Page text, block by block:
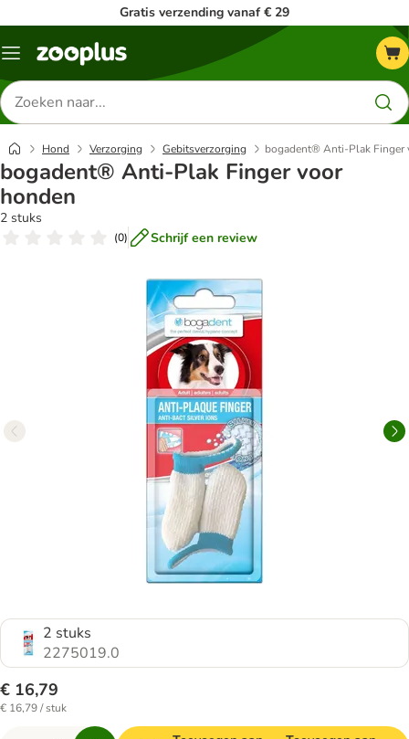
Gratis verzending vanaf € 29
Menu
Zoeken
naar
producten
Hond Verzorging Gebitsverzorging bogadent® Anti-Plak Finger
bogadent® Anti-Plak Finger voor
honden
2 stuks
(0) Schrijf een review
2 stuks
2275019.0
€ 16,79
€ 16,79 / stuk